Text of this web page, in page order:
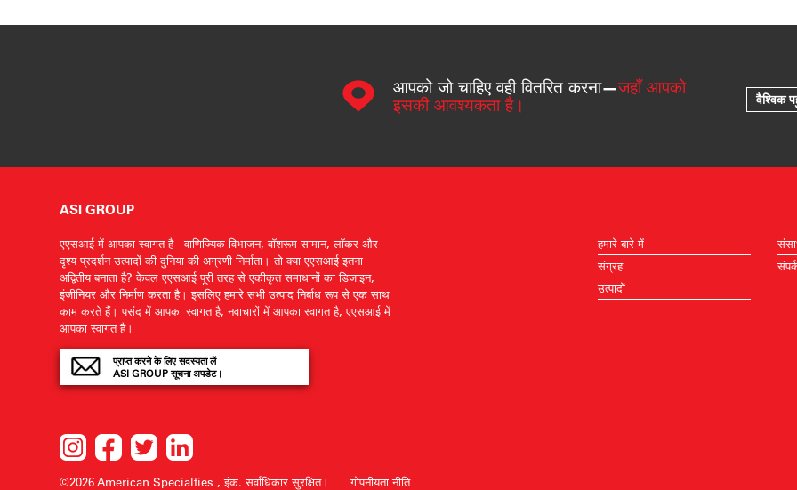
आपको जो चाहिए वही वितरित करना—जहाँ आपको
इसकी आवश्यकता है।
वैश्विक
ASI GROUP
एएसआई में आपका स्वागत है - वाणिज्यिक विभाजन, वॉशरूम सामान, लॉकर और
दृश्य प्रदर्शन उत्पादों की दुनिया की अग्रणी निर्माता। तो क्या एएसआई इतना
अद्वितीय बनाता है? केवल एएसआई पूरी तरह से एकीकृत समाधानों का डिजाइन,
इंजीनियर और निर्माण करता है। इसलिए हमारे सभी उत्पाद निर्बाध रूप से एक साथ
काम करते हैं। पसंद में आपका स्वागत है, नवाचारों में आपका स्वागत है, एएसआई में
आपका स्वागत है।
प्राप्त करने के लिए सदस्यता लें
ASI GROUP सूचना अपडेट।
हमारे बारे में
संग्रह
उत्पादों
©2026 American Specialties , इंक. सर्वाधिकार सुरक्षित। गोपनीयता नीति